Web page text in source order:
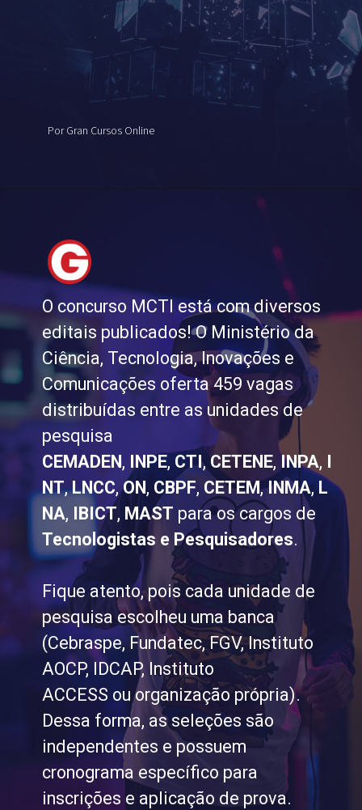
Por Gran Cursos Online
O concurso MCTI está com diversos
editais publicados! O Ministério da
Ciência, Tecnologia, Inovações e
Comunicações oferta 459 vagas
distribuídas entre as unidades de
pesquisa
CEMADEN , INPE, CTI,CETENE, INPA,
NT,LNCC,ON , CBPF, CETEM,INMA, L
NA, IBICT, MAST para os cargos de
Tecnologistas e Pesquisadores.
Fique atento, pois cada unidade de
pesquisa escolheu uma banca
(Cebraspe, Fundatec, FGV, Instituto
AOCP, IDCAP, Instituto
ACCESS ou organização própria).
Dessa forma, as seleções são
independentes e possuem
cronograma específico para
inscrições e aplicação de prova.